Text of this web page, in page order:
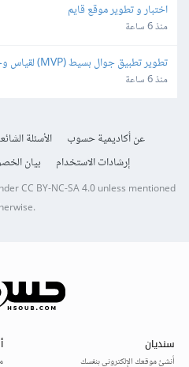
اختبار و تطوير موقع قايم
منذ 6 ساعة
تطوير تطبيق جوال بسيط (MVP) لقياس وحساب زوايا الكتف
منذ 6 ساعة
عن أكاديمية حسوب الأسئلة
إرشادات الاستخدام
بيان
CC BY-NC-SA 4.0unless mentioned